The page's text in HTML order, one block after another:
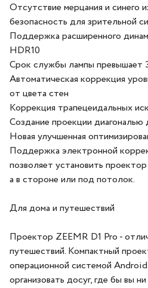
Отсутствие мерцания и синего
безопасность для зрительной
Поддержка расширенного
HDR10
Срок службы лампы превышает
Автоматическая коррекция
от цвета стен
Коррекция трапецеидальных
Создание проекции
Новая улучшенная
Поддержка электронной
позволяет установить
а в стороне или под потолок.
Для дома и путешествий
Проектор ZEEMR D1 Pro -
путешествий. Компактный
операционной системой
организовать досуг, где бы вы